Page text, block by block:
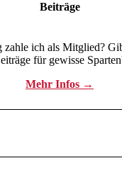
Beiträge
zahle ich als Mitglied?
für gewisse
Mehr Infos →